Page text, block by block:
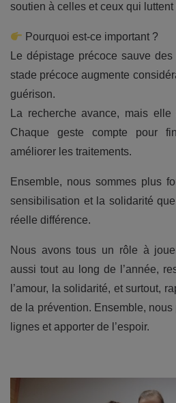
soutien à celles et ceux qui
Pourquoi est-ce important ?
Le dépistage précoce sauve
stade précoce augmente
guérison.
La recherche avance, mais
Chaque geste compte pour
améliorer les traitements.
Ensemble, nous sommes plus
sensibilisation et la solidarité
réelle différence.
Nous avons tous un rôle à
aussi tout au long de l’année,
l’amour, la solidarité, et surtout,
de la prévention. Ensemble,
lignes et apporter de l’espoir.